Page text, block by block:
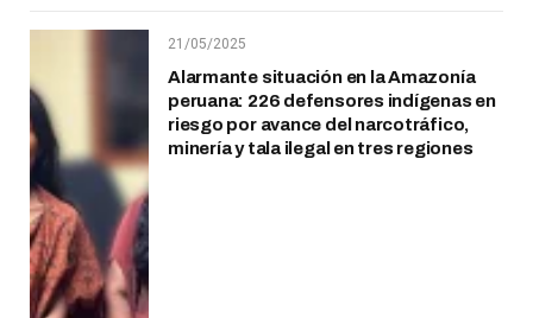
21/05/2025
Alarmante situación en la Amazonía
peruana: 226 defensores indígenas en
riesgo por avance del narcotráfico,
minería y tala ilegal en tres regiones